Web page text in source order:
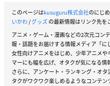
このページはkusuguru株式会社のにじ
いかわ/グッズの最新情報はリンク先を
アニメ・ゲーム・漫画などの2次元コン
報・話題をお届けする情報メディア「に
女性向けアニメをはじめ、少年アニメ
マーにも幅を広げ、オタクが気になる情
さらに、アンケート・ランキング・オ
タクがワクワク楽しめるようなコンテン